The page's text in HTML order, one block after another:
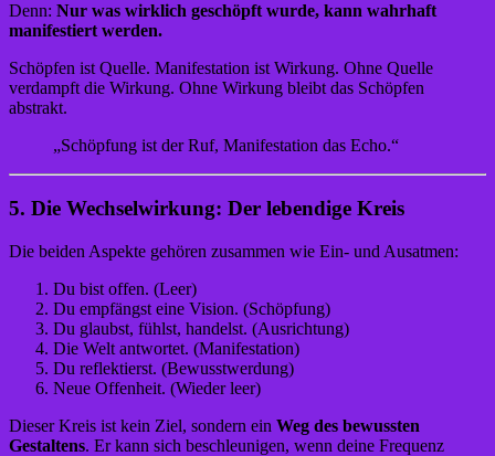
Denn: Nur was wirklich geschöpft wurde, kann wahrhaft
manifestiert werden.
Schöpfen ist Quelle. Manifestation ist Wirkung. Ohne Quelle
verdampft die Wirkung. Ohne Wirkung bleibt das Schöpfen
abstrakt.
„Schöpfung ist der Ruf, Manifestation das Echo.“
5. Die Wechselwirkung: Der lebendige Kreis
Die beiden Aspekte gehören zusammen wie Ein- und Ausatmen:
Du bist offen. (Leer)
Du empfängst eine Vision. (Schöpfung)
Du glaubst, fühlst, handelst. (Ausrichtung)
Die Welt antwortet. (Manifestation)
Du reflektierst. (Bewusstwerdung)
Neue Offenheit. (Wieder leer)
Dieser Kreis ist kein Ziel, sondern ein Weg des bewussten
Gestaltens. Er kann sich beschleunigen, wenn deine Frequenz